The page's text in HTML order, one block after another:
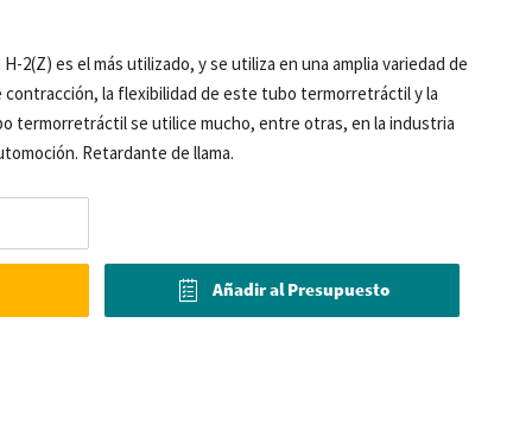
2(Z) es el más utilizado, y se utiliza en una amplia variedad de
contracción, la flexibilidad de este tubo termorretráctil y la
termorretráctil se utilice mucho, entre otras, en la industria
Retardante de llama.
Añadir al Presupuesto